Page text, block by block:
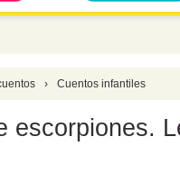
› Cuentos infantiles
escorpiones.